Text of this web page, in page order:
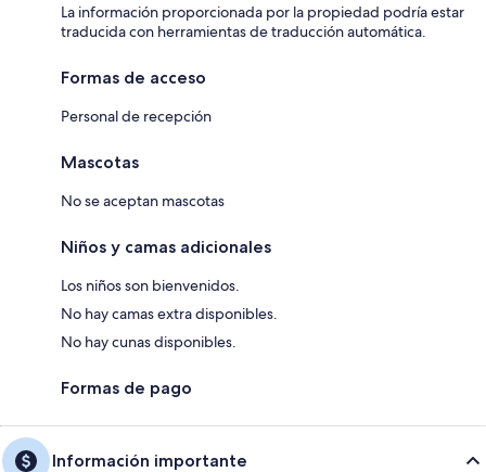
La información proporcionada por la propiedad podría estar
traducida con herramientas de traducción automática.
Formas de acceso
Personal de recepción
Mascotas
No se aceptan mascotas
Niños y camas adicionales
Los niños son bienvenidos.
No hay camas extra disponibles.
No hay cunas disponibles.
Formas de pago
Información importante